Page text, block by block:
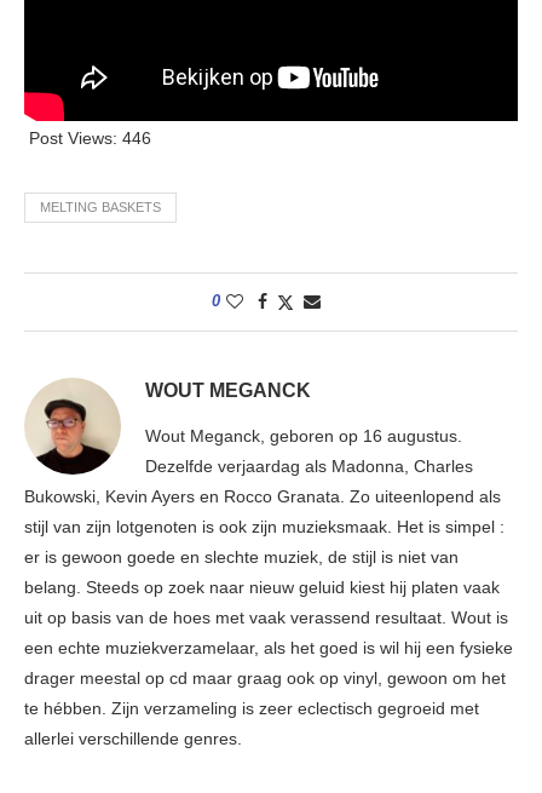
Post Views: 446
MELTING BASKETS
0
WOUT MEGANCK
Wout Meganck, geboren op 16 augustus.
Dezelfde verjaardag als Madonna, Charles
Bukowski, Kevin Ayers en Rocco Granata. Zo uiteenlopend als
stijl van zijn lotgenoten is ook zijn muzieksmaak. Het is simpel :
er is gewoon goede en slechte muziek, de stijl is niet van
belang. Steeds op zoek naar nieuw geluid kiest hij platen vaak
uit op basis van de hoes met vaak verassend resultaat. Wout is
een echte muziekverzamelaar, als het goed is wil hij een fysieke
drager meestal op cd maar graag ook op vinyl, gewoon om het
te hébben. Zijn verzameling is zeer eclectisch gegroeid met
allerlei verschillende genres.